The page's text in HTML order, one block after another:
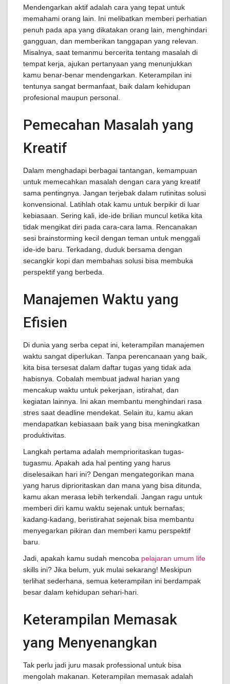
Mendengarkan aktif adalah cara yang tepat untuk
memahami orang lain. Ini melibatkan memberi perhatian
penuh pada apa yang dikatakan orang lain, menghindari
gangguan, dan memberikan tanggapan yang relevan.
Misalnya, saat temanmu bercerita tentang masalah di
tempat kerja, ajukan pertanyaan yang menunjukkan
kamu benar-benar mendengarkan. Keterampilan ini
tentunya sangat bermanfaat, baik dalam kehidupan
profesional maupun personal.
Pemecahan Masalah yang
Kreatif
Dalam menghadapi berbagai tantangan, kemampuan
untuk memecahkan masalah dengan cara yang kreatif
sama pentingnya. Jangan terjebak dalam rutinitas solusi
konvensional. Latihlah otak kamu untuk berpikir di luar
kebiasaan. Sering kali, ide-ide brilian muncul ketika kita
tidak mengikat diri pada cara-cara lama. Rencanakan
sesi brainstorming kecil dengan teman untuk menggali
ide-ide baru. Terkadang, duduk bersama dengan
secangkir kopi dan membahas solusi bisa membuka
perspektif yang berbeda.
Manajemen Waktu yang
Efisien
Di dunia yang serba cepat ini, keterampilan manajemen
waktu sangat diperlukan. Tanpa perencanaan yang baik,
kita bisa tersesat dalam daftar tugas yang tidak ada
habisnya. Cobalah membuat jadwal harian yang
mencakup waktu untuk pekerjaan, istirahat, dan
kegiatan lainnya. Ini akan membantu menghindari rasa
stres saat deadline mendekat. Selain itu, kamu akan
mendapatkan kebiasaan baik yang bisa meningkatkan
produktivitas.
Langkah pertama adalah memprioritaskan tugas-
tugasmu. Apakah ada hal penting yang harus
diselesaikan hari ini? Dengan mengategorikan mana
yang harus diprioritaskan dan mana yang bisa ditunda,
kamu akan merasa lebih terkendali. Jangan ragu untuk
memberi diri kamu waktu sejenak untuk bernafas;
kadang-kadang, beristirahat sejenak bisa membantu
menyegarkan pikiran dan memberi kamu perspektif
baru.
Jadi, apakah kamu sudah mencoba pelajaran umum life
skills ini? Jika belum, yuk mulai sekarang! Meskipun
terlihat sederhana, semua keterampilan ini berdampak
besar dalam kehidupan sehari-hari.
Keterampilan Memasak
yang Menyenangkan
Tak perlu jadi juru masak professional untuk bisa
mengolah makanan. Keterampilan memasak adalah